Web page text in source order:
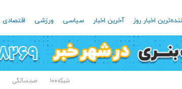
اخبار روز آخرین اخبار سیاسی ورزشی اقتصادی